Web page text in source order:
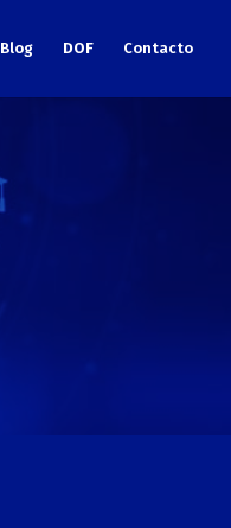
Blog DOF Contacto